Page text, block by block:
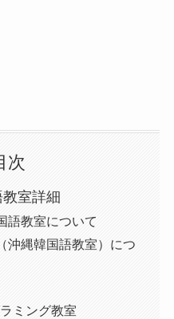
次
室詳細
語教室について
沖縄韓国語教室）につ
ミング教室